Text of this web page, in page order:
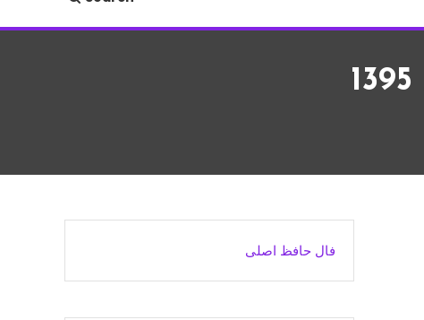
فال حافظ اصلی